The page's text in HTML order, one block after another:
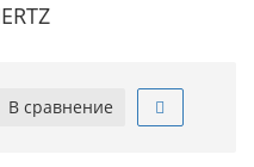
В сравнение